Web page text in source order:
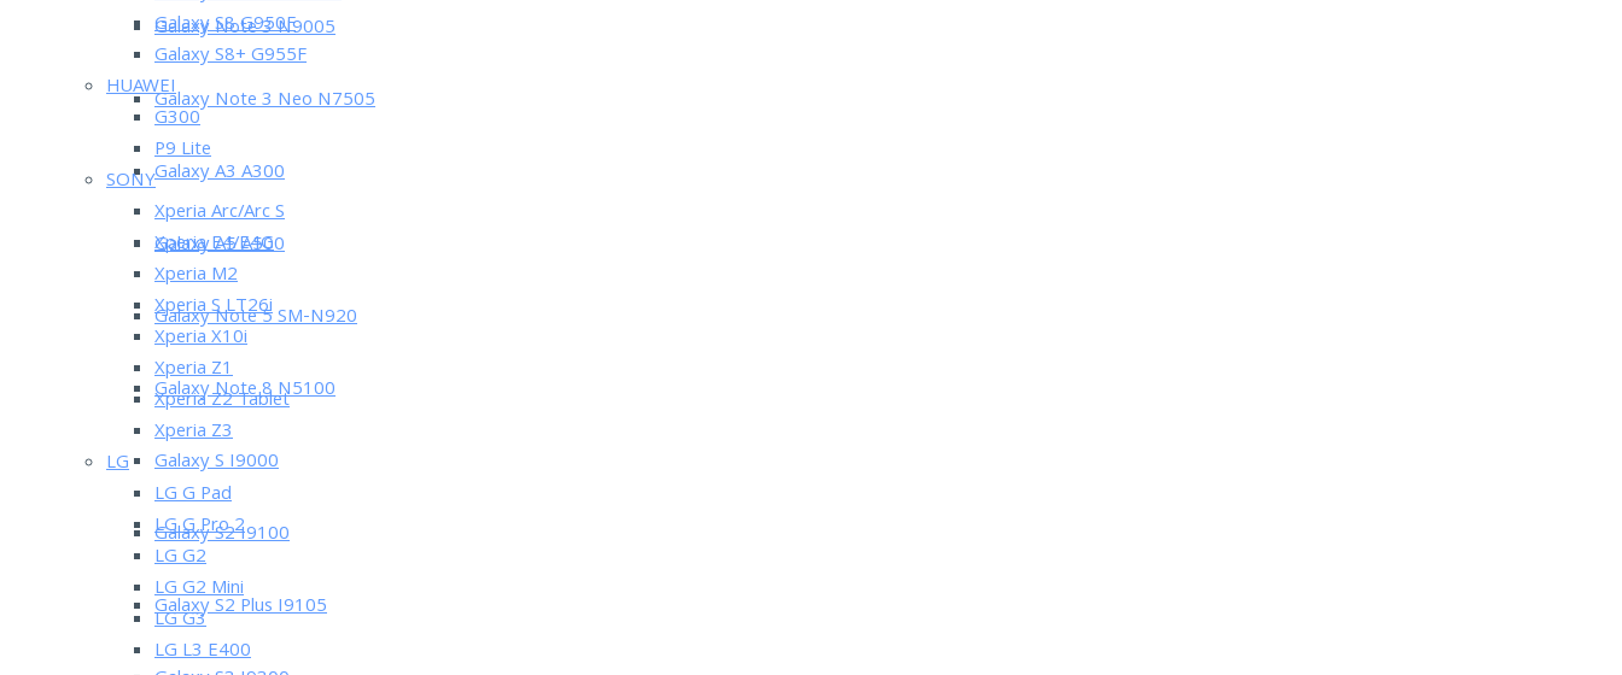
Galaxy Note 3 N9005
Galaxy Note 3 Neo N7505
Galaxy A3 A300
Galaxy A5 A500
Galaxy Note 5 SM-N920
Galaxy Note 8 N5100
Galaxy S I9000
Galaxy S2 I9100
Galaxy S2 Plus I9105
Galaxy S8 G950F
Galaxy S8+ G955F
HUAWEI
G300
P9 Lite
SONY
Xperia Arc/Arc S
Xperia E4/E4G
Xperia M2
Xperia S LT26i
Xperia X10i
Xperia Z1
Xperia Z2 Tablet
Xperia Z3
LG
LG G Pad
LG G Pro 2
LG G2
LG G2 Mini
LG G3
LG L3 E400